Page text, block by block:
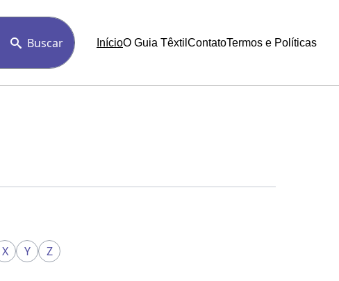
Buscar
InícioO Guia Têxtil ContatoTermos e Políticas
X Y Z